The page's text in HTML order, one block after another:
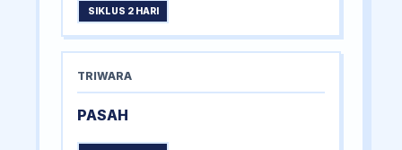
SIKLUS 2 HARI
TRIWARA
PASAH